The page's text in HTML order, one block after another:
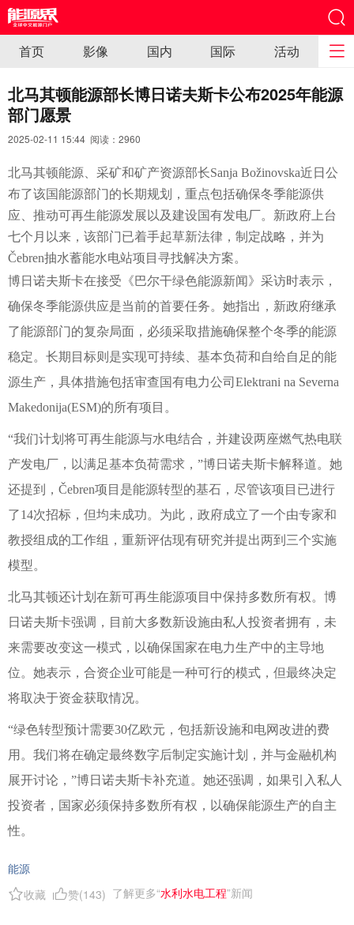
首页 影像 国内 国际 活动
北马其顿能源部长博日诺夫斯卡公布2025年能源
部门愿景
2025-02-11 15:44 阅读： 2960
北马其顿能源、采矿和矿产资源部长Sanja Božinovska近日公
布了该国能源部门的长期规划，重点包括确保冬季能源供
应、推动可再生能源发展以及建设国有发电厂。新政府上台
七个月以来，该部门已着手起草新法律，制定战略，并为
Čebren抽水蓄能水电站项目寻找解决方案。
博日诺夫斯卡在接受《巴尔干绿色能源新闻》采访时表示，
确保冬季能源供应是当前的首要任务。她指出，新政府继承
了能源部门的复杂局面，必须采取措施确保整个冬季的能源
稳定。长期目标则是实现可持续、基本负荷和自给自足的能
源生产，具体措施包括审查国有电力公司Elektrani na Severna
Makedonija(ESM)的所有项目。
“我们计划将可再生能源与水电结合，并建设两座燃气热电联
产发电厂，以满足基本负荷需求，”博日诺夫斯卡解释道。她
还提到，Čebren项目是能源转型的基石，尽管该项目已进行
了14次招标，但均未成功。为此，政府成立了一个由专家和
教授组成的工作组，重新评估现有研究并提出两到三个实施
模型。
北马其顿还计划在新可再生能源项目中保持多数所有权。博
日诺夫斯卡强调，目前大多数新设施由私人投资者拥有，未
来需要改变这一模式，以确保国家在电力生产中的主导地
位。她表示，合资企业可能是一种可行的模式，但最终决定
将取决于资金获取情况。
“绿色转型预计需要30亿欧元，包括新设施和电网改进的费
用。我们将在确定最终数字后制定实施计划，并与金融机构
展开讨论，”博日诺夫斯卡补充道。她还强调，如果引入私人
投资者，国家必须保持多数所有权，以确保能源生产的自主
性。
能源
收藏
赞(143) 了解更多“水利水电工程”新闻